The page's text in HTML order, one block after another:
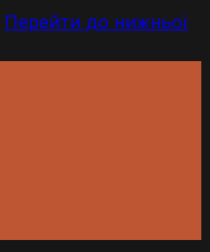
Перейти до нижньої